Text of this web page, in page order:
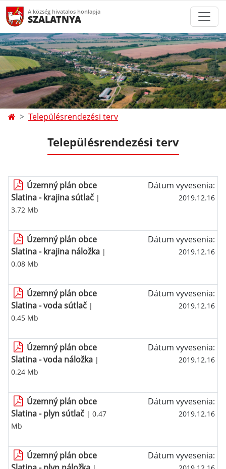
A község hivatalos honlapja
SZALATNYA
Településrendezési terv
Településrendezési terv
Územný plán obce
Slatina - krajina sútlač |
3.72 Mb
Dátum vyvesenia:
2019.12.16
Územný plán obce
Slatina - krajina náložka |
0.08 Mb
Dátum vyvesenia:
2019.12.16
Územný plán obce
Slatina - voda sútlač |
0.45 Mb
Dátum vyvesenia:
2019.12.16
Územný plán obce
Slatina - voda náložka |
0.24 Mb
Dátum vyvesenia:
2019.12.16
Územný plán obce
Slatina - plyn sútlač | 0.47
Mb
Dátum vyvesenia:
2019.12.16
Územný plán obce
Dátum vyvesenia: